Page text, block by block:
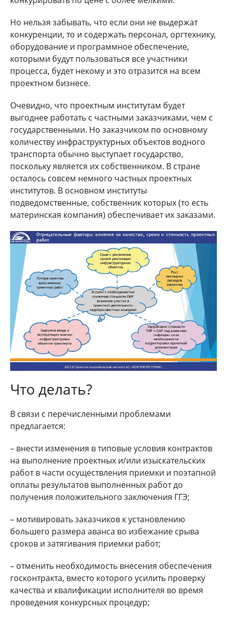
Но нельзя забывать, что если они не выдержат
конкуренции, то и содержать персонал, оргтехнику,
оборудование и программное обеспечение,
которыми будут пользоваться все участники
процесса, будет некому и это отразится на всем
проектном бизнесе.
Очевидно, что проектным институтам будет
выгоднее работать с частными заказчиками, чем с
государственными. Но заказчиком по основному
количеству инфраструктурных объектов водного
транспорта обычно выступает государство,
поскольку является их собственником. В стране
осталось совсем немного частных проектных
институтов. В основном институты
подведомственные, собственник которых (то есть
материнская компания) обеспечивает их заказами.
Что делать?
В связи с перечисленными проблемами
предлагается:
– внести изменения в типовые условия контрактов
на выполнение проектных и/или изыскательских
работ в части осуществления приемки и поэтапной
оплаты результатов выполненных работ до
получения положительного заключения ГГЭ;
– мотивировать заказчиков к установлению
большего размера аванса во избежание срыва
сроков и затягивания приемки работ;
– отменить необходимость внесения обеспечения
госконтракта, вместо которого усилить проверку
качества и квалификации исполнителя во время
проведения конкурсных процедур;